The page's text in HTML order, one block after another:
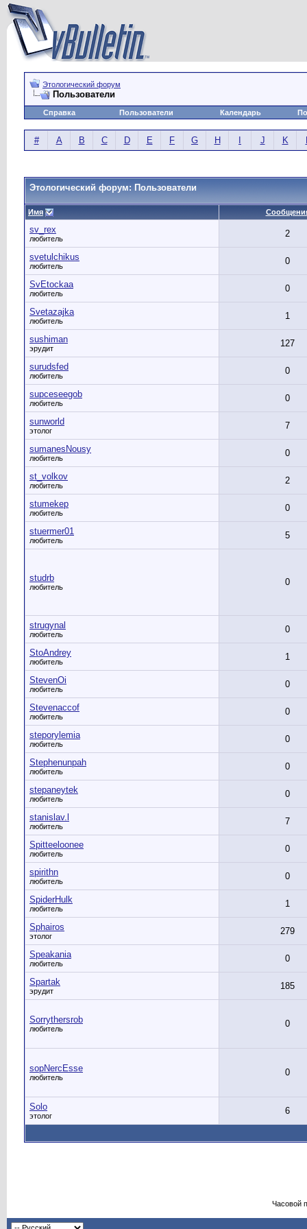
Этологический форум
Пользователи
Справка Пользователи Календарь
# A B C D E F G H J K
Этологический форум: Пользователи
Имя
sv_rex
любитель 2
svetulchikus
любитель 0
SvEtockaa
любитель 0
Svetazajka
любитель 1
sushiman
эрудит 127
surudsfed
любитель 0
supceseegob
любитель 0
sunworld
этолог 7
sumanesNousy
любитель 0
st_volkov
любитель 2
stumekep
любитель 0
stuermer01
любитель 5
studrb
любитель 0
strugynal
любитель 0
StoAndrey
любитель 1
StevenOi
любитель 0
Stevenaccof
любитель 0
steporylemia
любитель 0
Stephenunpah
любитель 0
stepaneytek
любитель 0
stanislav.l
любитель 7
Spitteeloonee
любитель 0
spirithn
любитель 0
SpiderHulk
любитель 1
Sphairos
этолог 279
Speakania
любитель 0
Spartak
эрудит 185
Sorrythersrob
любитель 0
sopNercEsse
любитель 0
Solo
этолог 6
Часовой